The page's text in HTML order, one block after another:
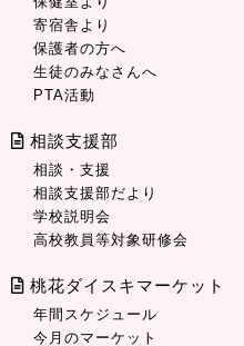
寄宿舎より
保護者の方へ
生徒のみなさんへ
PTA活動
相談支援部
相談・支援
相談支援部だより
学校説明会
高校教員等対象研修会
桃花ダイスキマーケット
年間スケジュール
今月のマーケット